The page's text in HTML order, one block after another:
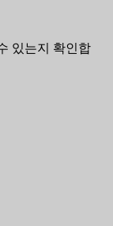
있는지 확인합